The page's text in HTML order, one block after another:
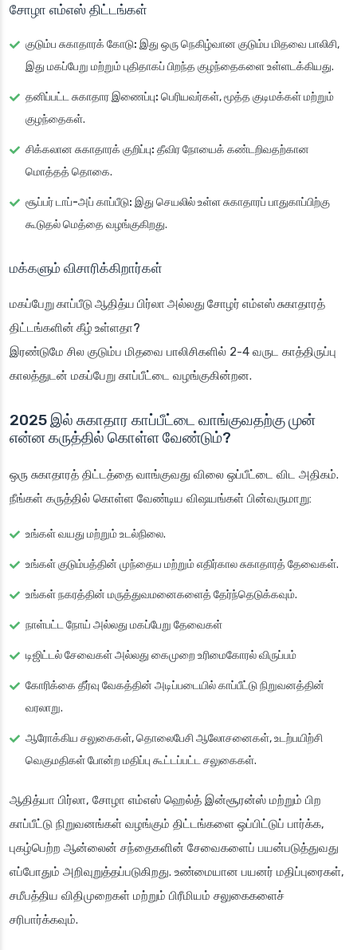
சோழா எம்எஸ் திட்டங்கள்
குடும்ப சுகாதாரக் கோடு: இது ஒரு நெகிழ்வான குடும்ப மிதவை பாலிசி,
இது மகப்பேறு மற்றும் புதிதாகப் பிறந்த குழந்தைகளை உள்ளடக்கியது.
தனிப்பட்ட சுகாதார இணைப்பு: பெரியவர்கள், மூத்த குடிமக்கள் மற்றும்
குழந்தைகள்.
சிக்கலான சுகாதாரக் குறிப்பு: தீவிர நோயைக் கண்டறிவதற்கான
மொத்தத் தொகை.
சூப்பர் டாப்-அப் காப்பீடு: இது செயலில் உள்ள சுகாதாரப் பாதுகாப்பிற்கு
கூடுதல் மெத்தை வழங்குகிறது.
மக்களும் விசாரிக்கிறார்கள்
மகப்பேறு காப்பீடு ஆதித்ய பிர்லா அல்லது சோழர் எம்எஸ் சுகாதாரத்
திட்டங்களின் கீழ் உள்ளதா?
இரண்டுமே சில குடும்ப மிதவை பாலிசிகளில் 2-4 வருட காத்திருப்பு
காலத்துடன் மகப்பேறு காப்பீட்டை வழங்குகின்றன.
2025 இல் சுகாதார காப்பீட்டை வாங்குவதற்கு முன்
என்ன கருத்தில் கொள்ள வேண்டும்?
ஒரு சுகாதாரத் திட்டத்தை வாங்குவது விலை ஒப்பீட்டை விட அதிகம்.
நீங்கள் கருத்தில் கொள்ள வேண்டிய விஷயங்கள் பின்வருமாறு:
உங்கள் வயது மற்றும் உடல்நிலை.
உங்கள் குடும்பத்தின் முந்தைய மற்றும் எதிர்கால சுகாதாரத் தேவைகள்.
உங்கள் நகரத்தின் மருத்துவமனைகளைத் தேர்ந்தெடுக்கவும்.
நாள்பட்ட நோய் அல்லது மகப்பேறு தேவைகள்
டிஜிட்டல் சேவைகள் அல்லது கைமுறை உரிமைகோரல் விருப்பம்
கோரிக்கை தீர்வு வேகத்தின் அடிப்படையில் காப்பீட்டு நிறுவனத்தின்
வரலாறு.
ஆரோக்கிய சலுகைகள், தொலைபேசி ஆலோசனைகள், உடற்பயிற்சி
வெகுமதிகள் போன்ற மதிப்பு கூட்டப்பட்ட சலுகைகள்.
ஆதித்யா பிர்லா, சோழா எம்எஸ் ஹெல்த் இன்சூரன்ஸ் மற்றும் பிற
காப்பீட்டு நிறுவனங்கள் வழங்கும் திட்டங்களை ஒப்பிட்டுப் பார்க்க,
புகழ்பெற்ற ஆன்லைன் சந்தைகளின் சேவைகளைப் பயன்படுத்துவது
எப்போதும் அறிவுறுத்தப்படுகிறது. உண்மையான பயனர் மதிப்புரைகள்,
சமீபத்திய விதிமுறைகள் மற்றும் பிரீமியம் சலுகைகளைச்
சரிபார்க்கவும்.